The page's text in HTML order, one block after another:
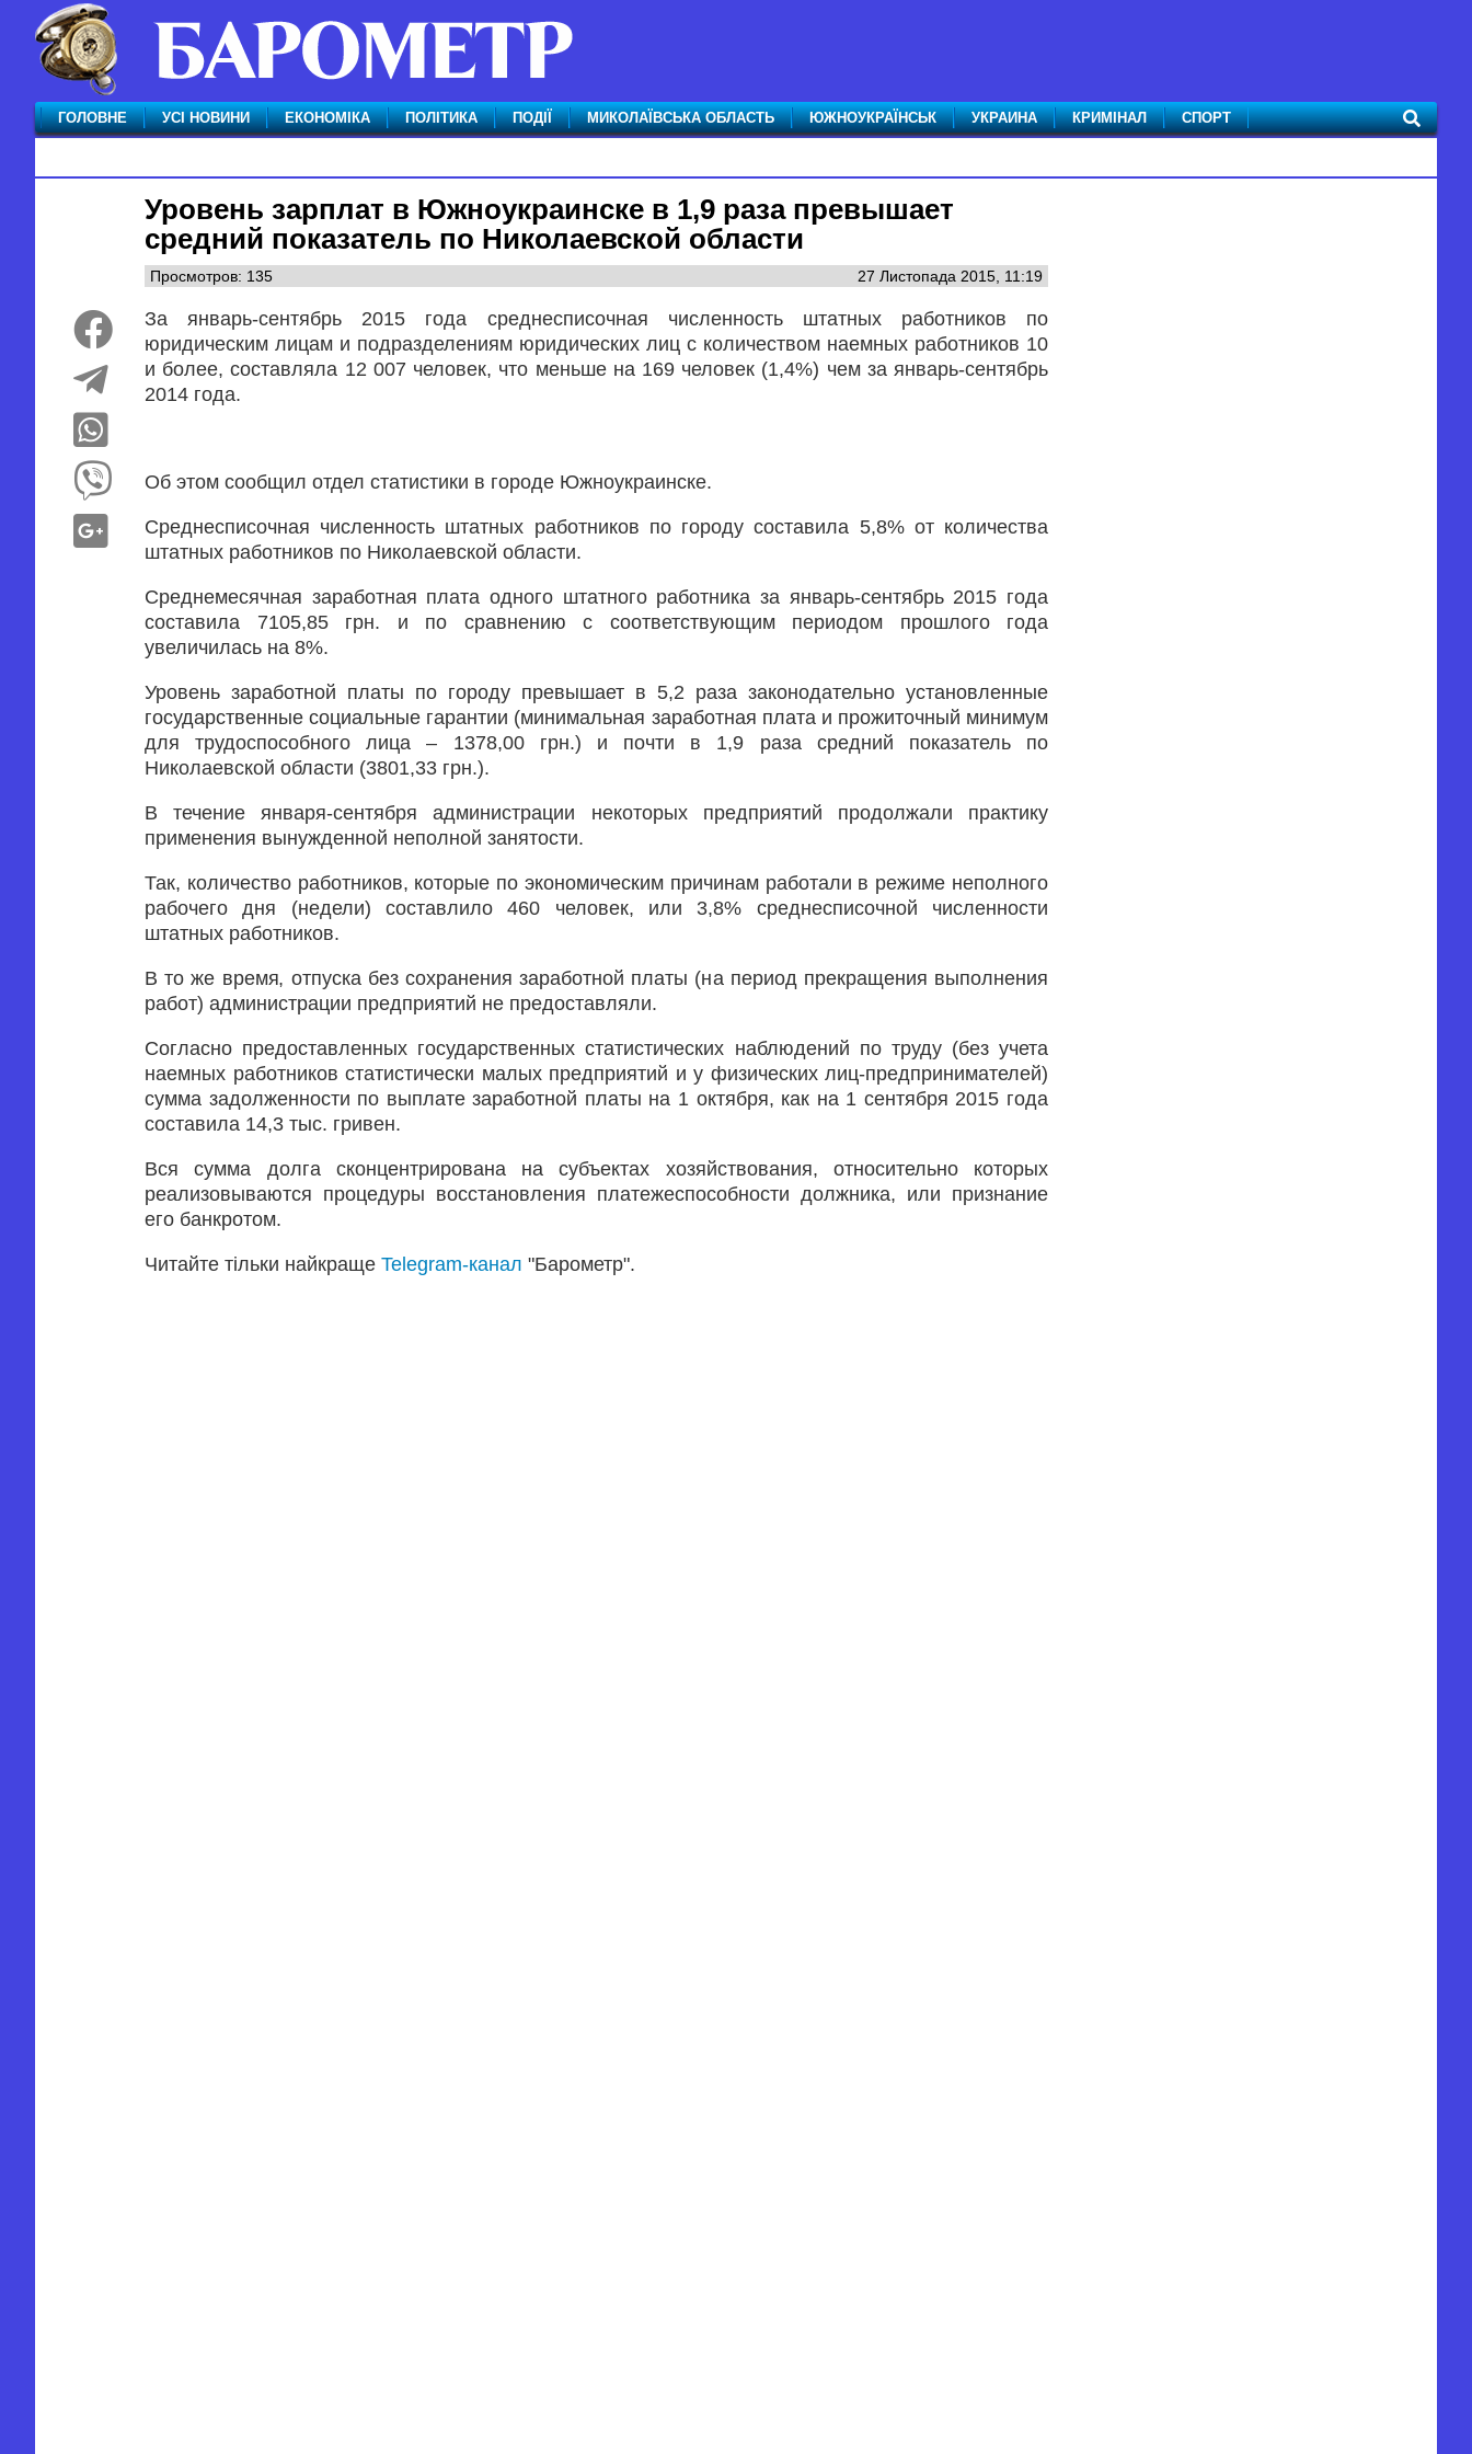
ГОЛОВНЕ УСІ НОВИНИ ЕКОНОМІКА ПОЛІТИКА ПОДІЇ МИКОЛАЇВСЬКА ОБЛАСТЬ ЮЖНОУКРАЇНСЬК УКРАИНА КРИМІНАЛ СПОРТ
Уровень зарплат в Южноукраинске в 1,9 раза превышает
средний показатель по Николаевской области
Просмотров: 135 27 Листопада 2015, 11:19
За январь-сентябрь 2015 года среднесписочная численность штатных работников по
юридическим лицам и подразделениям юридических лиц с количеством наемных работников 10
и более, составляла 12 007 человек, что меньше на 169 человек (1,4%) чем за январь-сентябрь
2014 года.
Об этом сообщил отдел статистики в городе Южноукраинске.
Среднесписочная численность штатных работников по городу составила 5,8% от количества
штатных работников по Николаевской области.
Cреднемесячная заработная плата одного штатного работника за январь-сентябрь 2015 года
составила 7105,85 грн. и по сравнению с соответствующим периодом прошлого года
увеличилась на 8%.
Уровень заработной платы по городу превышает в 5,2 раза законодательно установленные
государственные социальные гарантии (минимальная заработная плата и прожиточный минимум
для трудоспособного лица – 1378,00 грн.) и почти в 1,9 раза средний показатель по
Николаевской области (3801,33 грн.).
В течение января-сентября администрации некоторых предприятий продолжали практику
применения вынужденной неполной занятости.
Так, количество работников, которые по экономическим причинам работали в режиме неполного
рабочего дня (недели) составлило 460 человек, или 3,8% среднесписочной численности
штатных работников.
В то же время, отпуска без сохранения заработной платы (на период прекращения выполнения
работ) администрации предприятий не предоставляли.
Согласно предоставленных государственных статистических наблюдений по труду (без учета
наемных работников статистически малых предприятий и у физических лиц-предпринимателей)
сумма задолженности по выплате заработной платы на 1 октября, как на 1 сентября 2015 года
составила 14,3 тыс. гривен.
Вся сумма долга сконцентрирована на субъектах хозяйствования, относительно которых
реализовываются процедуры восстановления платежеспособности должника, или признание
его банкротом.
Читайте тільки найкраще Telegram-канал "Барометр".